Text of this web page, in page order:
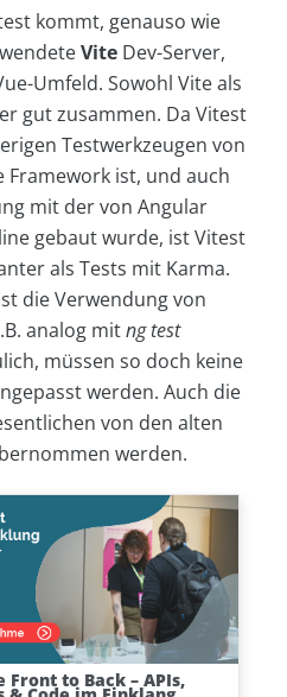
kommt, genauso wie
Vite Dev-Server,
Umfeld. Sowohl Vite als
gut zusammen. Da Vitest
Testwerkzeugen von
ist, und auch
mit der von Angular
gebaut wurde, ist Vitest
als Tests mit Karma.
die Verwendung von
analog mitng test
müssen so doch keine
werden. Auch die
von den alten
werden.